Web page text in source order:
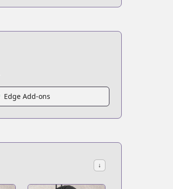
Edge Add-ons
↓